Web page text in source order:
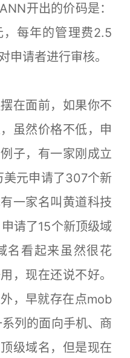
开出的价码是：
每年的管理费2.5
申请者进行审核。
面前，如果你不
虽然价格不低，申
子，有一家刚成立
元申请了307个新
一家名叫黄道科技
请了15个新顶级域
名看起来虽然很花
，现在还说不好。
，早就存在点mob
列的面向手机、商
级域名，但是现在